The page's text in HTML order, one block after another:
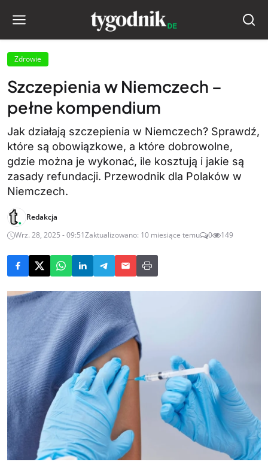
Zdrowie
Szczepienia w Niemczech –
pełne kompendium
Jak działają szczepienia w Niemczech? Sprawdź,
które są obowiązkowe, a które dobrowolne,
gdzie można je wykonać, ile kosztują i jakie są
zasady refundacji. Przewodnik dla Polaków w
Niemczech.
Redakcja
Wrz. 28, 2025 - 09:51Zaktualizowano: 10 miesiące temu 0 149